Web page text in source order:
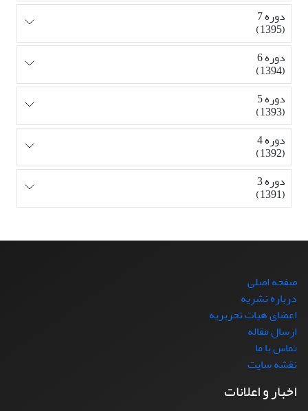
دوره 7
(1395)
دوره 6
(1394)
دوره 5
(1393)
دوره 4
(1392)
دوره 3
(1391)
صفحه اصلی
درباره نشریه
اعضای هیات تحریریه
ارسال مقاله
تماس با ما
نقشه سایت
اخبار و اعلانات